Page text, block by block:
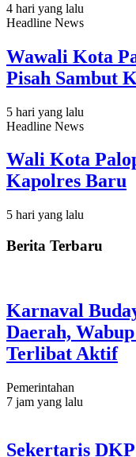
4 hari yang lalu
Headline News
Wawali Kota
Pisah Sambut
5 hari yang lalu
Headline News
Wali Kota
Kapolres Baru
5 hari yang lalu
Berita Terbaru
Karnaval
Daerah,
Terlibat Aktif
Pemerintahan
7 jam yang lalu
Sekertaris